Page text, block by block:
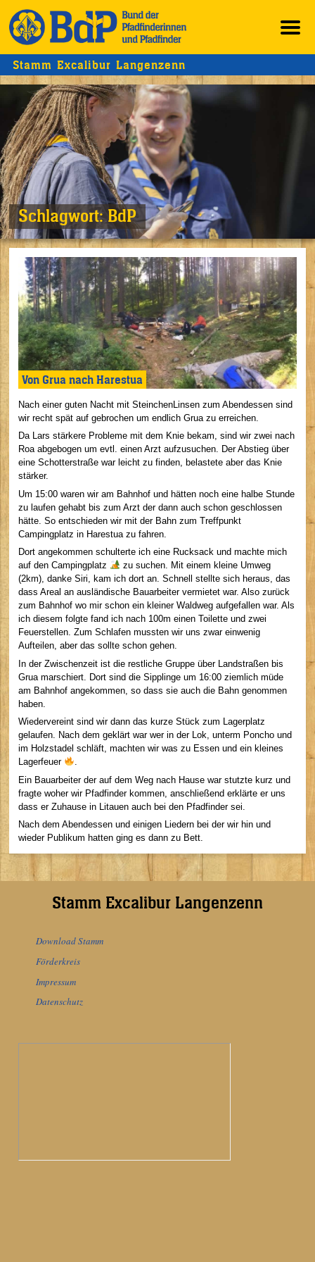
Stamm Excalibur Langenzenn
Schlagwort:BdP
Von Grua nach Harestua
Nach einer guten Nacht mit SteinchenLinsen zum Abendessen sind
wir recht spät auf gebrochen um endlich Grua zu erreichen.
Da Lars stärkere Probleme mit dem Knie bekam, sind wir zwei nach
Roa abgebogen um evtl. einen Arzt aufzusuchen. Der Abstieg über
eine Schotterstraße war leicht zu finden, belastete aber das Knie
stärker.
Um 15:00 waren wir am Bahnhof und hätten noch eine halbe Stunde
zu laufen gehabt bis zum Arzt der dann auch schon geschlossen
hätte. So entschieden wir mit der Bahn zum Treffpunkt
Campingplatz in Harestua zu fahren.
Dort angekommen schulterte ich eine Rucksack und machte mich
auf den Campingplatz
zu suchen. Mit einem kleine Umweg
(2km), danke Siri, kam ich dort an. Schnell stellte sich heraus, das
dass Areal an ausländische Bauarbeiter vermietet war. Also zurück
zum Bahnhof wo mir schon ein kleiner Waldweg aufgefallen war. Als
ich diesem folgte fand ich nach 100m einen Toilette und zwei
Feuerstellen. Zum Schlafen mussten wir uns zwar einwenig
Aufteilen, aber das sollte schon gehen.
In der Zwischenzeit ist die restliche Gruppe über Landstraßen bis
Grua marschiert. Dort sind die Sipplinge um 16:00 ziemlich müde
am Bahnhof angekommen, so dass sie auch die Bahn genommen
haben.
Wiedervereint sind wir dann das kurze Stück zum Lagerplatz
gelaufen. Nach dem geklärt war wer in der Lok, unterm Poncho und
im Holzstadel schläft, machten wir was zu Essen und ein kleines
Lagerfeuer
.
Ein Bauarbeiter der auf dem Weg nach Hause war stutzte kurz und
fragte woher wir Pfadfinder kommen, anschließend erklärte er uns
dass er Zuhause in Litauen auch bei den Pfadfinder sei.
Nach dem Abendessen und einigen Liedern bei der wir hin und
wieder Publikum hatten ging es dann zu Bett.
Stamm Excalibur Langenzenn
Download Stamm
Förderkreis
Impressum
Datenschutz